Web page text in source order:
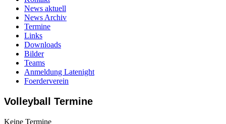
News aktuell
News Archiv
Termine
Links
Downloads
Bilder
Teams
Anmeldung Latenight
Foerderverein
Volleyball Termine
Keine Termine